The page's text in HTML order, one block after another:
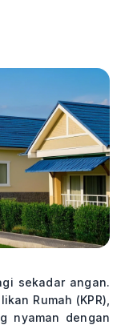
sekadar angan.
Rumah (KPR),
nyaman dengan